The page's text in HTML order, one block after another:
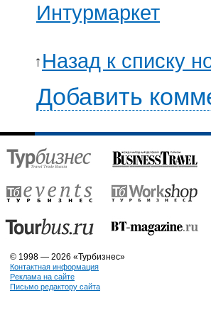
Интурмаркет
Назад к списку
Добавить
© 1998 — 2026 «Турбизнес»
Контактная информация
Реклама на сайте
Письмо редактору сайта